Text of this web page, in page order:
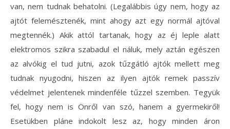
van, nem tudnak behatolni. (Legalábbis úgy nem, hogy az
ajtót felemésztenék, mint ahogy azt egy normál ajtóval
megtennék.) Akik attól tartanak, hogy az éj leple alatt
elektromos szikra szabadul el náluk, mely aztán egészen
az alvókig el tud jutni, azok tűzgátló ajtók mellett meg
tudnak nyugodni, hiszen az ilyen ajtók remek passzív
védelmet jelentenek mindenféle tűzzel szemben. Tegyük
fel, hogy nem is Önről van szó, hanem a gyermekiről!
Esetükben pláne indokolt lesz az, hogy minden áron